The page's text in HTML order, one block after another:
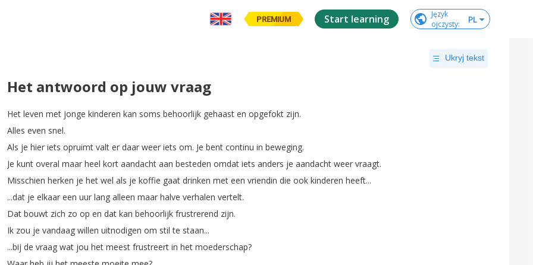
PREMIUM Start learning
Język
ojczysty: PL
Ukryj tekst
Het antwoord op jouw vraag
Het leven met jonge kinderen kan soms behoorlijk gehaast en opgefokt zijn.
Alles even snel.
Als je hier iets opruimt valt er daar weer iets om. Je bent continu in beweging.
Je kunt overal maar heel kort aandacht aan besteden omdat iets anders je aandacht weer vraagt.
Misschien herken je het wel als je koffie gaat drinken met een vriendin die ook kinderen heeft...
...dat je elkaar een uur lang alleen maar halve verhalen vertelt.
Dat bouwt zich zo op en dat kan behoorlijk frustrerend zijn.
Ik zou je vandaag willen uitnodigen om stil te staan...
...bij de vraag wat jou het meest frustreert in het moederschap?